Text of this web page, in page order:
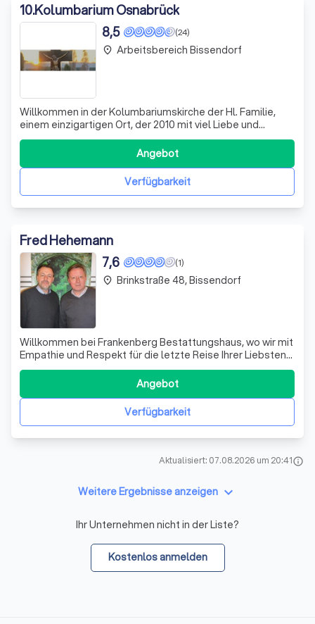
10.Kolumbarium Osnabrück
(24)
8,5
Willkommen in der Kolumbariumskirche der Hl. Familie,
einem einzigartigen Ort, der 2010 mit viel Liebe und
Hingabe umgestaltet wurde. Hier finden die Verstorbenen
ihren Platz inmitten der Lebenden, und wir schaffen einen
Raum, der zum Gedenken und zur Besinnung einlädt.
Unsere architektonische Gesta
Verfügbarkeit
Angebot
place Arbeitsbereich Bissendorf
Fred Hehemann
(1)
7,6
Willkommen bei Frankenberg Bestattungshaus, wo wir mit
Empathie und Respekt für die letzte Reise Ihrer Liebsten
sorgen. Wir verstehen, dass der Verlust eines geliebten
Menschen eine der schwierigsten Zeiten im Leben ist.
Daher stehen wir Ihnen in dieser emotionalen Phase mit
einfühlsamer UnterstützuVerfügbarkeit
Angebot
place Brinkstraße 48, Bissendorf
Aktualisiert: 07.08.2026 um 20:41info
Weitere Ergebnisse anzeigen keyboard_arrow_down
Ihr Unternehmen nicht in der Liste?
Kostenlos anmelden